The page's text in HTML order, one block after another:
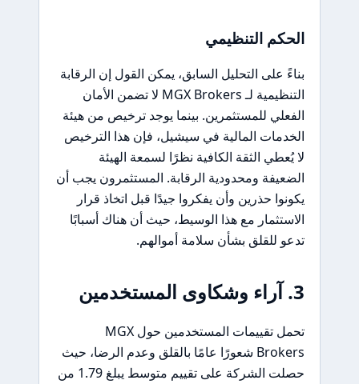
الحكم التنظيمي
بناءً على التحليل السابق، يمكن القول إن الرقابة
التنظيمية لـ MGX Brokers لا تضمن الأمان
الفعلي للمستثمرين. بينما يوجد ترخيص من هيئة
الخدمات المالية في سيشيل، فإن هذا الترخيص
لا يُعطي الثقة الكافية نظرًا لسمعة الهيئة
الضعيفة ومحدودية الرقابة. المستثمرون يجب أن
يكونوا حذرين وأن يفكروا جيدًا قبل اتخاذ قرار
الاستثمار مع هذا الوسيط، حيث أن هناك أسبابًا
تدعو للقلق بشأن سلامة أموالهم.
3. آراء وشكاوى المستخدمين
تحمل تقييمات المستخدمين حول MGX
Brokers شعورًا عامًا بالقلق وعدم الرضا، حيث
حصلت الشركة على تقييم متوسط يبلغ 1.79 من